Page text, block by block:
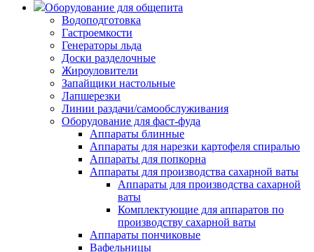
Оборудование для общепита
Водоподготовка
Гастроемкости
Генераторы льда
Доски разделочные
Жироуловители
Запайщики настольные
Лапшерезки
Линии раздачи/самообслуживания
Оборудование для фаст-фуда
Аппараты блинные
Аппараты для нарезки картофеля спиралью
Аппараты для попкорна
Аппараты для производства сахарной ваты
Аппараты для производства сахарной
ваты
Комплектующие для аппаратов по
производству сахарной ваты
Аппараты пончиковые
Вафельницы